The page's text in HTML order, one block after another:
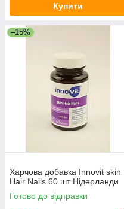
Купити
–15%
Харчова добавка Innovit skin
Hair Nails 60 шт Нідерланди
Готово до відправки